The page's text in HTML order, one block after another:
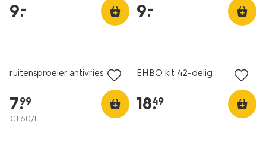
9.
– 9.
–
ruitensproeier antivries 5L
7.
99
€1.60/l
EHBO kit 42-delig
18.
49